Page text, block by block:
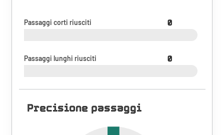
Passaggi corti riusciti 0
Passaggi lunghi riusciti 0
Precisione passaggi